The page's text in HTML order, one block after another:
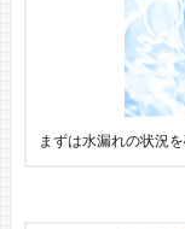
まずは水漏れの状況を